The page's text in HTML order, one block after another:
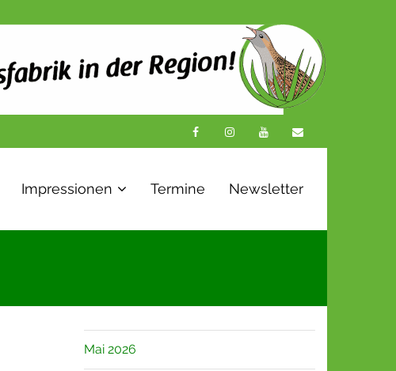
Impressionen Termine Newsletter
Mai 2026